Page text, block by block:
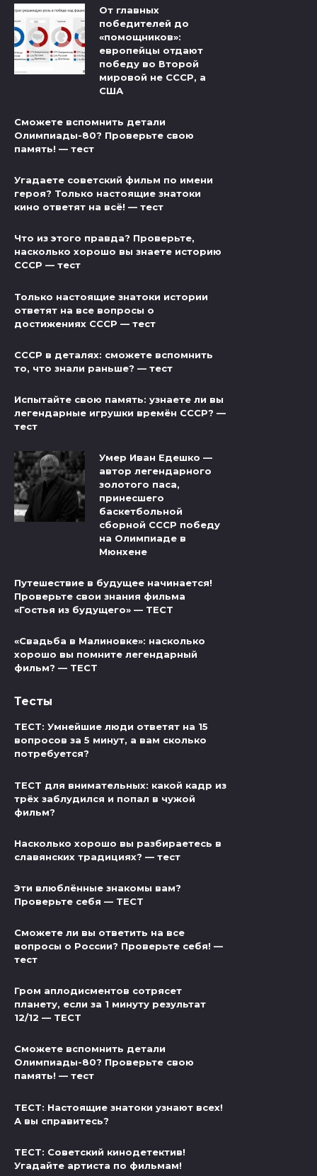
От главных
победителей до
«помощников»:
европейцы отдают
победу во Второй
мировой не СССР, а
США
Сможете вспомнить детали
Олимпиады-80? Проверьте свою
память! — тест
Угадаете советский фильм по имени
героя? Только настоящие знатоки
кино ответят на всё! — тест
Что из этого правда? Проверьте,
насколько хорошо вы знаете историю
СССР — тест
Только настоящие знатоки истории
ответят на все вопросы о
достижениях СССР — тест
СССР в деталях: сможете вспомнить
то, что знали раньше? — тест
Испытайте свою память: узнаете ли вы
легендарные игрушки времён СССР? —
тест
Умер Иван Едешко —
автор легендарного
золотого паса,
принесшего
баскетбольной
сборной СССР победу
на Олимпиаде в
Мюнхене
Путешествие в будущее начинается!
Проверьте свои знания фильма
«Гостья из будущего» — ТЕСТ
«Свадьба в Малиновке»: насколько
хорошо вы помните легендарный
фильм? — ТЕСТ
Тесты
ТЕСТ: Умнейшие люди ответят на 15
вопросов за 5 минут, а вам сколько
потребуется?
ТЕСТ для внимательных: какой кадр из
трёх заблудился и попал в чужой
фильм?
Насколько хорошо вы разбираетесь в
славянских традициях? — тест
Эти влюблённые знакомы вам?
Проверьте себя — ТЕСТ
Сможете ли вы ответить на все
вопросы о России? Проверьте себя! —
тест
Гром аплодисментов сотрясет
планету, если за 1 минуту результат
12/12 — ТЕСТ
Сможете вспомнить детали
Олимпиады-80? Проверьте свою
память! — тест
ТЕСТ: Настоящие знатоки узнают всех!
А вы справитесь?
ТЕСТ: Советский кинодетектив!
Угадайте артиста по фильмам!